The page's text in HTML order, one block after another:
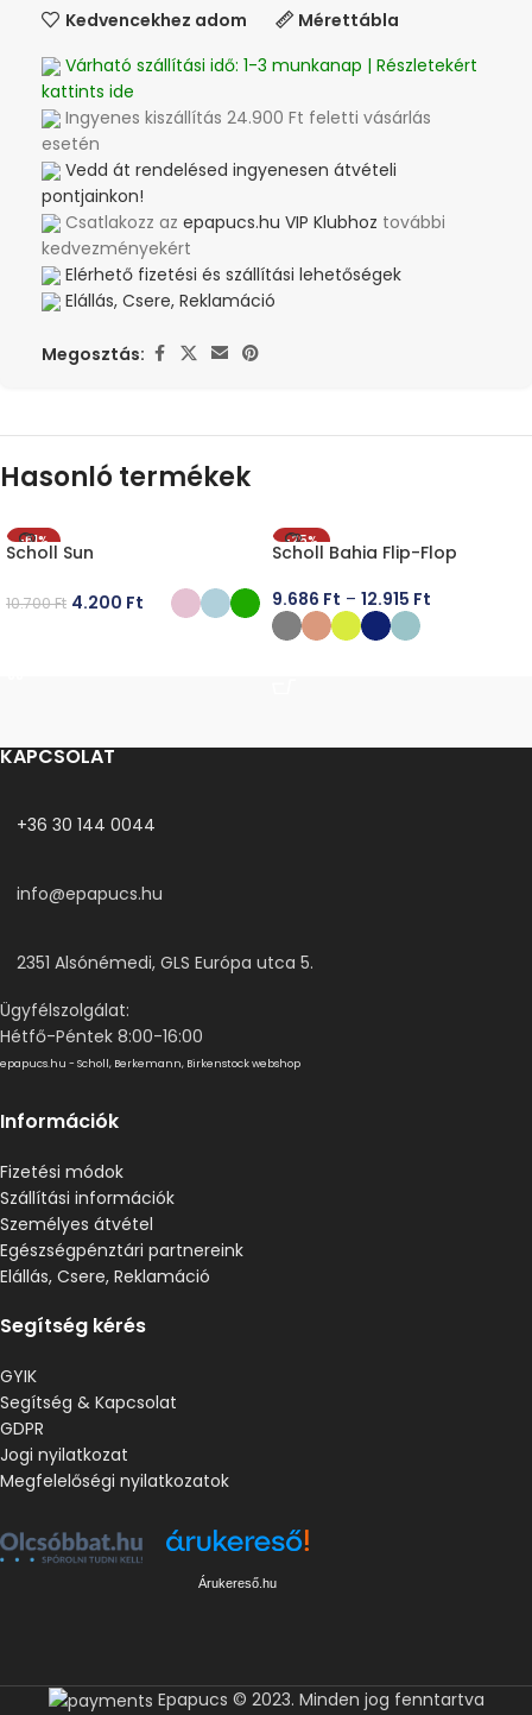
Kedvencekhez adom
Mérettábla
Várható szállítási idő: 1-3 munkanap | Részletekért
kattints ide
Ingyenes kiszállítás 24.900 Ft feletti vásárlás
esetén
Vedd át rendelésed ingyenesen átvételi
pontjainkon!
Csatlakozz az epapucs.hu VIP Klubhoz további
kedvezményekért
Elérhető fizetési és szállítási lehetőségek
Elállás, Csere, Reklamáció
Megosztás:
Hasonló termékek
-61%
Scholl Sun
10.700Ft 4.200 Ft
-25%
Scholl Bahia Flip-Flop
9.686 Ft – 12.915 Ft
KAPCSOLAT
+36 30 144 0044
info@epapucs.hu
2351 Alsónémedi, GLS Európa utca 5.
Ügyfélszolgálat:
Hétfő-Péntek 8:00-16:00
epapucs.hu - Scholl, Berkemann, Birkenstock webshop
Információk
Fizetési módok
Szállítási információk
Személyes átvétel
Egészségpénztári partnereink
Elállás, Csere, Reklamáció
Segítség kérés
GYIK
Segítség & Kapcsolat
GDPR
Jogi nyilatkozat
Megfelelőségi nyilatkozatok
Árukereső.hu
Epapucs © 2023. Minden jog fenntartva